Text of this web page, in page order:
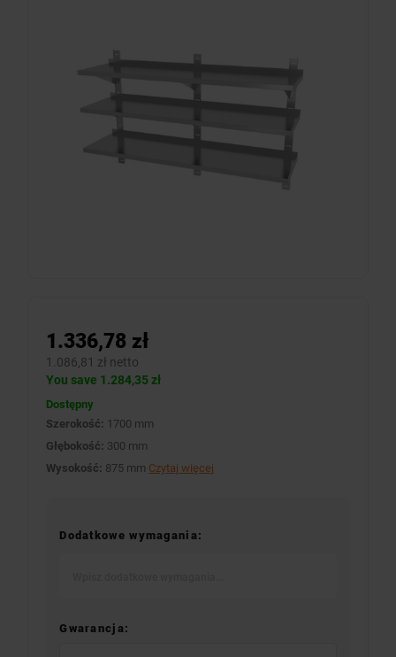
1.336,78 zł
1.086,81 zł netto
You save 1.284,35 zł
Dostępny
Szerokość: 1700 mm
Głębokość: 300 mm
Wysokość: 875 mm Czytaj więcej
Dodatkowe wymagania:
Gwarancja: